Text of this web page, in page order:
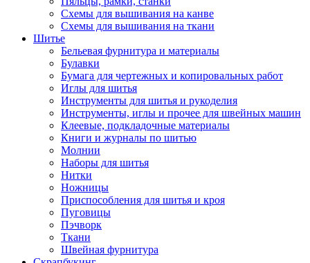
Схемы для вышивания на канве
Схемы для вышивания на ткани
Шитье
Бельевая фурнитура и материалы
Булавки
Бумага для чертежных и копировальных работ
Иглы для шитья
Инструменты для шитья и рукоделия
Инструменты, иглы и прочее для швейных машин
Клеевые, подкладочные материалы
Книги и журналы по шитью
Молнии
Наборы для шитья
Нитки
Ножницы
Приспособления для шитья и кроя
Пуговицы
Пэчворк
Ткани
Швейная фурнитура